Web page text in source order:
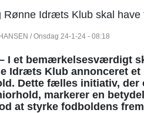
Rønne Idræts Klub skal
/ Onsdag 24-1-24 - 08:18
I et bemærkelsesværdigt
Idræts Klub annonceret
Dette fælles initiativ, der
markerer en
at styrke fodboldens